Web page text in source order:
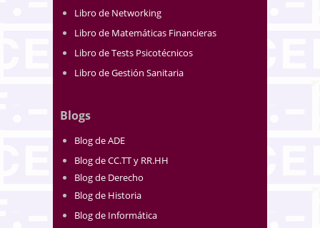
Libro de Networking
Libro de Matemáticas Financieras
Libro de Tests Psicotécnicos
Libro de Gestión Sanitaria
Blogs
Blog de ADE
Blog de CC.TT y RR.HH
Blog de Derecho
Blog de Historia
Blog de Informática